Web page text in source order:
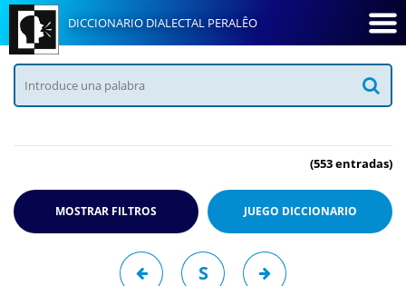
DICCIONARIO DIALECTAL PERALÊO
(553 entradas)
MOSTRAR FILTROS JUEGO DICCIONARIO
S